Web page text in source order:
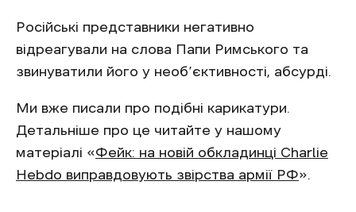
Російські представники негативно
відреагували на слова Папи Римського та
звинуватили його у необ’єктивності, абсурді.
Ми вже писали про подібні карикатури.
Детальніше про це читайте у нашому
матеріалі «Фейк: на новій обкладинці Charlie
Hebdo виправдовують звірства армії РФ».